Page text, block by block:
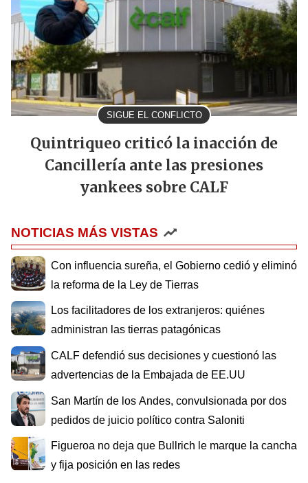
SIGUE EL CONFLICTO
Quintriqueo criticó la inacción de
Cancillería ante las presiones
yankees sobre CALF
NOTICIAS MÁS VISTAS
Con influencia sureña, el Gobierno cedió y eliminó
la reforma de la Ley de Tierras
Los facilitadores de los extranjeros: quiénes
administran las tierras patagónicas
CALF defendió sus decisiones y cuestionó las
advertencias de la Embajada de EE.UU
San Martín de los Andes, convulsionada por dos
pedidos de juicio político contra Saloniti
Figueroa no deja que Bullrich le marque la cancha
y fija posición en las redes